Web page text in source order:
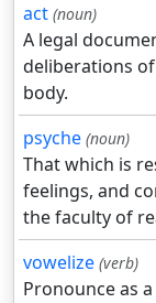
act (noun)
A legal
deliberations
body.
psyche (noun)
That which is
feelings, and
the faculty of
vowelize (verb)
Pronounce as